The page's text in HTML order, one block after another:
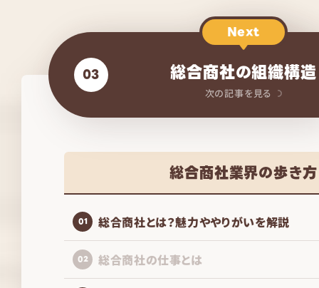
03
Next
総合商社の組織構造
次の記事を見る
総合商社業界の歩き方
01 総合商社とは？魅力ややりがいを解説
02 総合商社の仕事とは